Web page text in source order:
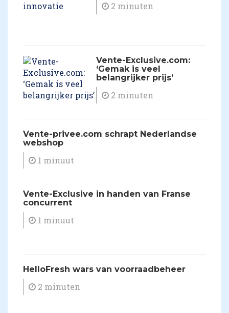
2 minuten
​Vente-Exclusive.com:
‘Gemak is veel
belangrijker prijs’
2 minuten
​Vente-privee.com schrapt Nederlandse
webshop
1 minuut
​Vente-Exclusive in handen van Franse
concurrent
1 minuut
HelloFresh wars van voorraadbeheer
2 minuten